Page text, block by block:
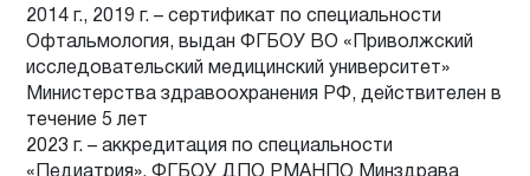
2014 г., 2019 г. – сертификат по специальности
Офтальмология, выдан ФГБОУ ВО «Приволжский
исследовательский медицинский университет»
Министерства здравоохранения РФ, действителен в
течение 5 лет
2023 г. – аккредитация по специальности
«Педиатрия», ФГБОУ ДПО РМАНПО Минздрава